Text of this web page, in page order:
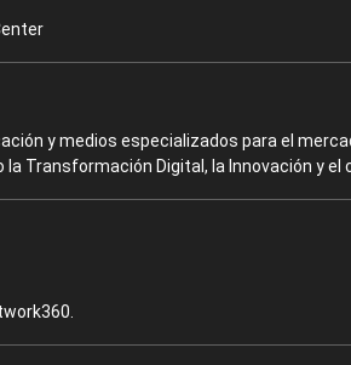
y medios especializados para el
Digital, la Innovación y el